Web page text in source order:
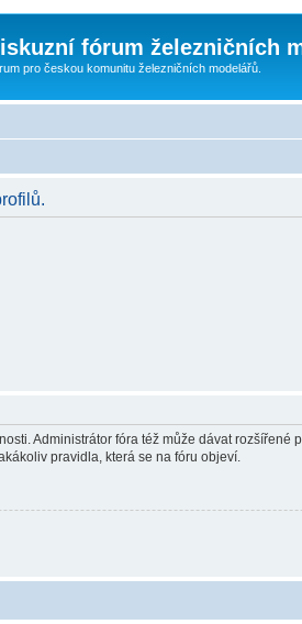
fórum železničních
pro českou komunitu železničních modelářů.
Administrátor fóra též může dávat
pravidla, která se na fóru objeví.